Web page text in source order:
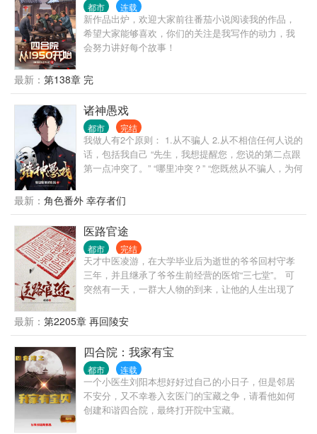
都市 连载
新作品出炉，欢迎大家前往番茄小说阅读我的作品，
希望大家能够喜欢，你们的关注是我写作的动力，我
会努力讲好每个故事！
最新： 第138章 完
诸神愚戏
都市 完结
我做人有2个原则： 1.从不骗人 2.从不相信任何人说的
话，包括我自己 “先生，我想提醒您，您说的第二点跟
第一点冲突了。” “哪里冲突？” “您既然从不骗人，为何
自己当人。” “？” ... 自我介绍一下，我叫程实，从不骗
人的程实。 什么，你没听说过我？ 没关系，你只是还
没被我骗过。 很快，你就会记得了。 ... 书名，其他均
为推广。 无系统，不无敌，非爽文，介意慎入 ...
最新： 角色番外 幸存者们
医路官途
都市 完结
天才中医凌游，在大学毕业后为逝世的爷爷回村守孝
三年，并且继承了爷爷生前经营的医馆“三七堂”。 可
突然有一天，一群大人物的到来，让他的人生出现了
之后，他明白了下医医人，上医医国的道理，为了救
治更多的人，从而毅然决然的走向了官场，游走在
政、军、商等各种圈子。 从赤脚郎中，到执政一方，
从懵懂青涩，到老成练达，看凌游如何达成他心中“安
得广厦千万间，大庇天下寒士俱欢颜的崇高理想”。
注：本文只是小说，文中提到的药方偏方以及医疗手
法不可尝试。
最新： 第2205章 再回陵安
四合院：我家有宝
都市 连载
一个小医生刘阳本想好好过自己的小日子，但是邻居
不安分，又不幸卷入玄医门的宝藏之争，请看他如何
创建和谐四合院，最终打开院中宝藏。